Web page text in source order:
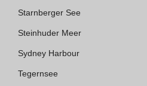
Starnberger See
Steinhuder Meer
Sydney Harbour
Tegernsee